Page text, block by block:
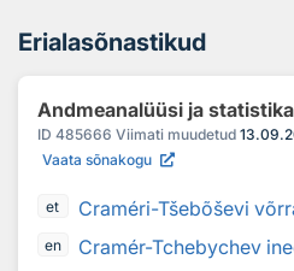
Erialasõnastikud
Andmeanalüüsi ja
ID 485666 Viimati muudetud
Vaata sõnakogu
et Craméri-Tšebõševi
en Cramér-Tchebychev